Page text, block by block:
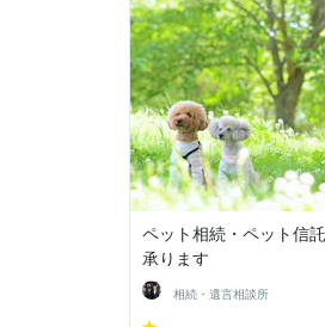
ペット相続・ペット信
承ります
相続・遺言相談所